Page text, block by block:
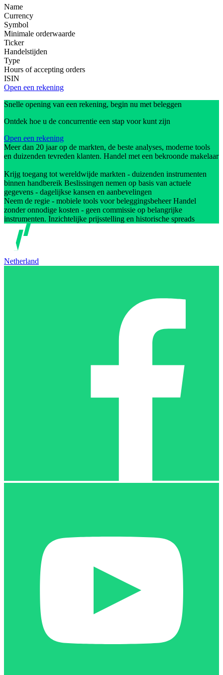
Name
Currency
Symbol
Minimale orderwaarde
Ticker
Handelstijden
Type
Hours of accepting orders
ISIN
Open een rekening
Snelle opening van een rekening, begin nu met beleggen
Ontdek hoe u de concurrentie een stap voor kunt zijn
Open een rekening
Meer dan 20 jaar op de markten, de beste analyses, moderne tools
en duizenden tevreden klanten. Handel met een bekroonde makelaar
Krijg toegang tot wereldwijde markten - duizenden instrumenten
binnen handbereik Beslissingen nemen op basis van actuele
gegevens - dagelijkse kansen en aanbevelingen
Neem de regie - mobiele tools voor beleggingsbeheer Handel
zonder onnodige kosten - geen commissie op belangrijke
instrumenten. Inzichtelijke prijsstelling en historische spreads
Netherland